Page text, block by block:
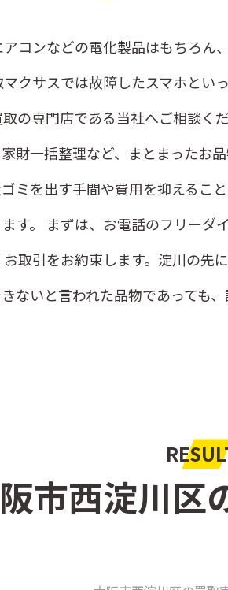
コンなどの電化製品はもちろ
クサスでは故障したスマホと
の専門店である当社へご相談
財一括整理など、まとまった
ミを出す手間や費用を抑えるこ
す。 まずは、お電話のフリー
取引をお約束します。淀川の
ないと言われた品物であっても
市西淀川区